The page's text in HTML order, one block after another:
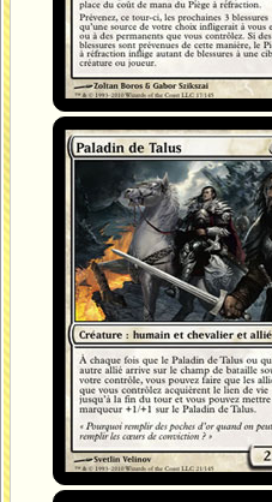
Paladin de Talus